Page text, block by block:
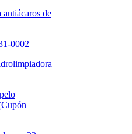
de